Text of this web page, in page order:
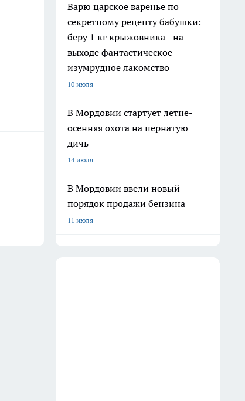
Варю царское варенье по
секретному рецепту бабушки:
беру 1 кг крыжовника - на
выходе фантастическое
изумрудное лакомство
10 июля
В Мордовии стартует летне-
осенняя охота на пернатую
дичь
14 июля
В Мордовии ввели новый
порядок продажи бензина
11 июля